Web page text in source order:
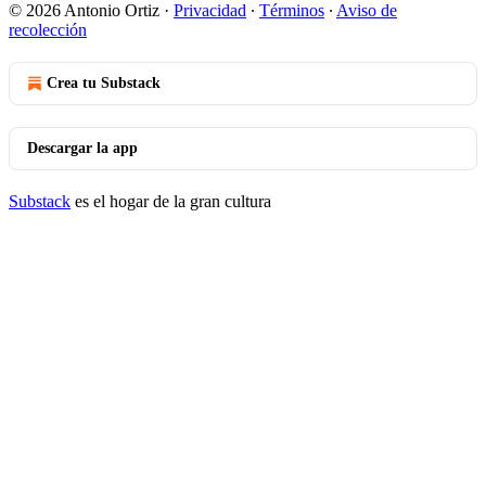
© 2026 Antonio Ortiz · Privacidad ∙ Términos ∙ Aviso de
recolección
Crea tu Substack
Descargar la app
Substack es el hogar de la gran cultura